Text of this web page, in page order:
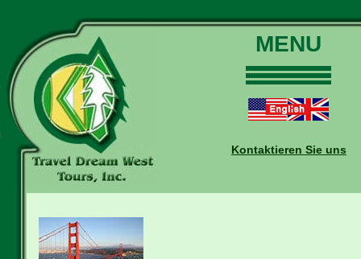
MENU
Touren
Daten und Preise
Buchungen
Kontaktieren Sie uns